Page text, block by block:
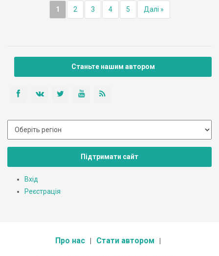
1 2 3 4 5 Далі »
Станьте нашим автором
Підтримати сайт
Вхід
Реєстрація
Про нас Стати автором